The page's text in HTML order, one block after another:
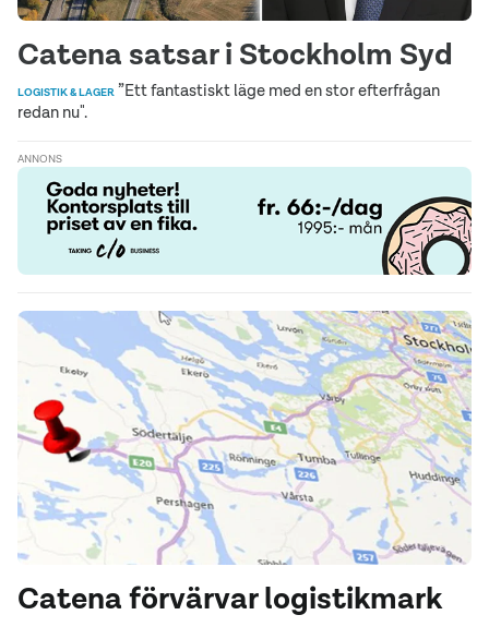
Catena satsar i Stockholm Syd
LOGISTIK & LAGER ”Ett fantastiskt läge med en stor efterfrågan
redan nu".
ANNONS
Catena förvärvar logistikmark